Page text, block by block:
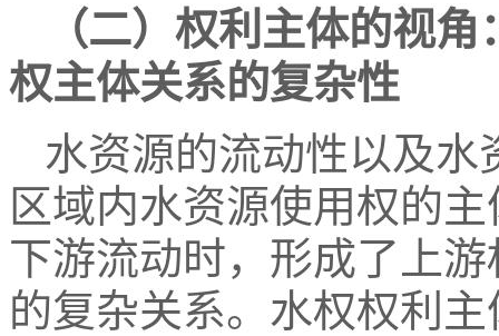
（二）权利主体的视
权主体关系的复杂性
水资源的流动性以及水
区域内水资源使用权的
下游流动时，形成了上
的复杂关系。水权权利